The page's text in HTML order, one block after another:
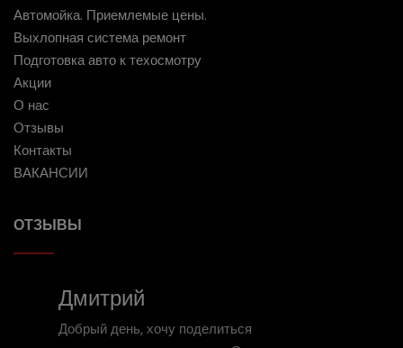
Автомойка. Приемлемые цены.
Выхлопная система ремонт
Подготовка авто к техосмотру
Акции
О нас
Отзывы
Контакты
ВАКАНСИИ
ОТЗЫВЫ
Дмитрий
Добрый день, хочу поделиться